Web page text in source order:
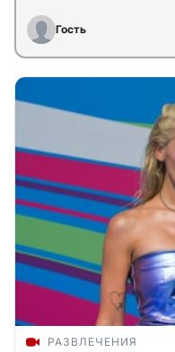
Гость
РАЗВЛЕЧЕНИЯ